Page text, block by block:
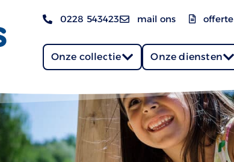
0228 543423 mail ons offerte
Onze collectie Onze diensten